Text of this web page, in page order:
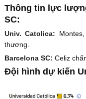
Thông tin lực
SC:
Univ. Catolica:
thương.
Barcelona SC: Celiz
Đội hình dự kiến